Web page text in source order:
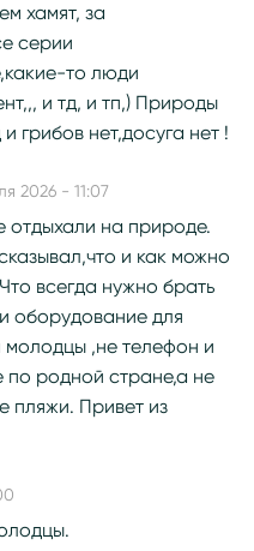
хамят, за
серии
то люди
и тд, и тп,) Природы
грибов нет,досуга нет !
2026 - 11:07
отдыхали на природе.
и как можно
всегда нужно брать
оборудование для
,не телефон и
по родной стране,а не
пляжи. Привет из